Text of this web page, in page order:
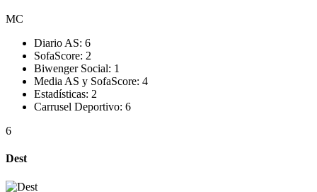
MC
Diario AS: 6
SofaScore: 2
Biwenger Social: 1
Media AS y SofaScore: 4
Estadísticas: 2
Carrusel Deportivo: 6
6
Dest